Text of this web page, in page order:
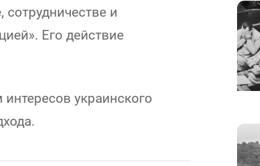
и
Его действие
украинского